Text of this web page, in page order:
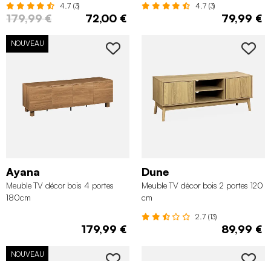
4.7 (3)
179,99 € 72,00 €
4.7 (3)
79,99 €
NOUVEAU
Ayana
Meuble TV décor bois 4 portes
180cm
179,99 €
Dune
Meuble TV décor bois 2 portes 120
cm
2.7 (13)
89,99 €
NOUVEAU